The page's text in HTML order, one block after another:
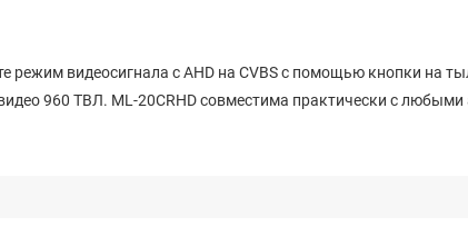
режим видеосигнала с AHD на CVBS с помощью кнопки на
960 ТВЛ. ML-20CRHD совместима практически с